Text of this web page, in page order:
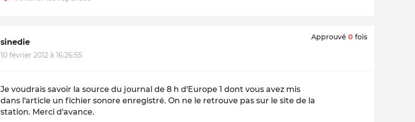
sinedie
10 février 2012 à 16:26:55
Approuvé 0 fois
Je voudrais savoir la source du journal de 8 h d'Europe 1 dont vous avez mis
dans l'article un fichier sonore enregistré. On ne le retrouve pas sur le site de la
station. Merci d'avance.